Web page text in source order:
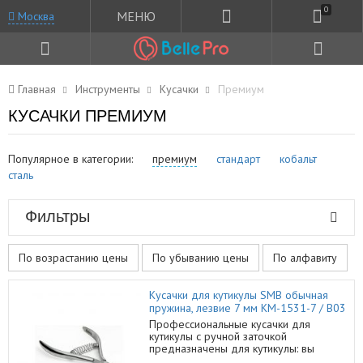
Москва МЕНЮ 0
Главная Инструменты Кусачки Премиум
КУСАЧКИ ПРЕМИУМ
Популярное в категории: премиум стандарт
кобальт
сталь
Фильтры
По возрастанию цены По убыванию цены По алфавиту
Кусачки для кутикулы SMB обычная
пружина, лезвие 7 мм КМ-1531-7 / B03
Профессиональные кусачки для
кутикулы с ручной заточкой
предназначены для кутикулы: вы